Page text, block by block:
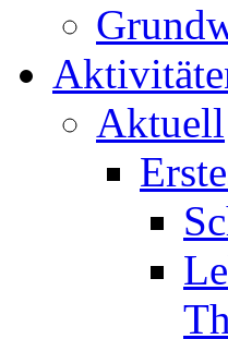
Aktuell